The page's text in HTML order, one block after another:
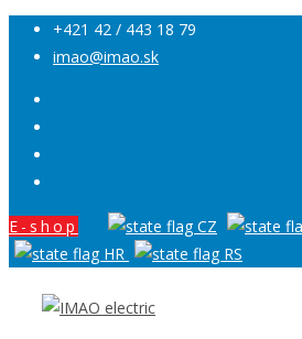
+421 42 / 443 18 79
imao@imao.sk
E-shop